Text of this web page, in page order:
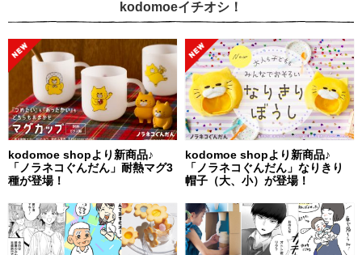
kodomoeイチオシ！
kodomoe shopより新商品♪
「ノラネコぐんだん」耐熱マグ3
種が登場！
kodomoe shopより新商品♪
「ノラネコぐんだん」なりきり
帽子（大、小）が登場！